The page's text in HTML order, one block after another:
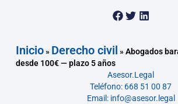
Inicio» Derecho civil »Abogados
desde 100€ — plazo 5 años
Asesor.Legal
Teléfono: 668 51 00 87
Email: info@asesor.legal